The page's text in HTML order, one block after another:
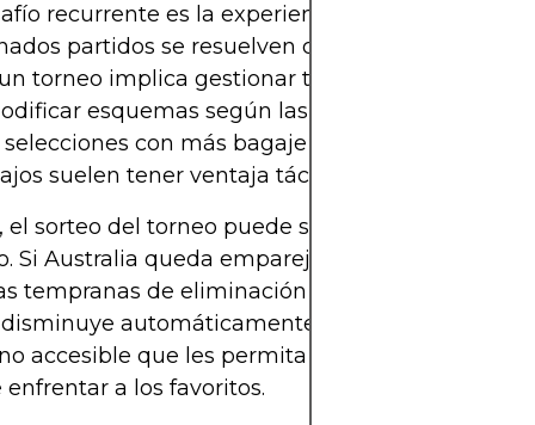
recurrente es la experiencia táctica. Aunque
partidos se resuelven con entrega y
torneo implica gestionar tiempos de partido,
esquemas según las circunstancias. En
con más bagaje como Francia,
suelen tener ventaja táctica y emocional.
el sorteo del torneo puede ser un factor externo
Si Australia queda emparejada con rivales
tempranas de eliminación directa, la
automáticamente. Los “Socceroos”
accesible que les permita ganar confianza y
enfrentar a los favoritos.